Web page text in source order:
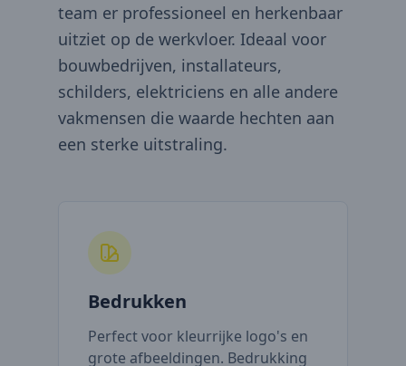
team er professioneel en herkenbaar
uitziet op de werkvloer. Ideaal voor
bouwbedrijven, installateurs,
schilders, elektriciens en alle andere
vakmensen die waarde hechten aan
een sterke uitstraling.
Bedrukken
Perfect voor kleurrijke logo's en
grote afbeeldingen. Bedrukking